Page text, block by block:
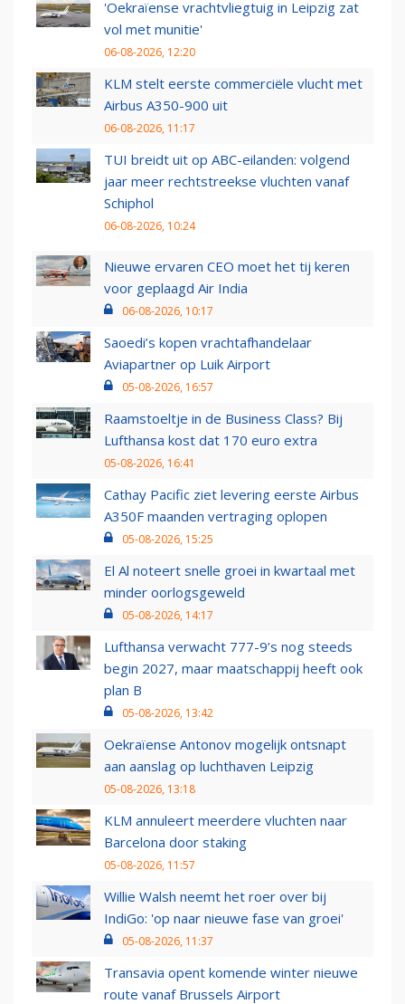
'Oekraïense vrachtvliegtuig in Leipzig zat
vol met munitie'
06-08-2026, 12:20
KLM stelt eerste commerciële vlucht met
Airbus A350-900 uit
06-08-2026, 11:17
TUI breidt uit op ABC-eilanden: volgend
jaar meer rechtstreekse vluchten vanaf
Schiphol
06-08-2026, 10:24
Nieuwe ervaren CEO moet het tij keren
voor geplaagd Air India
06-08-2026, 10:17
Saoedi’s kopen vrachtafhandelaar
Aviapartner op Luik Airport
05-08-2026, 16:57
Raamstoeltje in de Business Class? Bij
Lufthansa kost dat 170 euro extra
05-08-2026, 16:41
Cathay Pacific ziet levering eerste Airbus
A350F maanden vertraging oplopen
05-08-2026, 15:25
El Al noteert snelle groei in kwartaal met
minder oorlogsgeweld
05-08-2026, 14:17
Lufthansa verwacht 777-9’s nog steeds
begin 2027, maar maatschappij heeft ook
plan B
05-08-2026, 13:42
Oekraïense Antonov mogelijk ontsnapt
aan aanslag op luchthaven Leipzig
05-08-2026, 13:18
KLM annuleert meerdere vluchten naar
Barcelona door staking
05-08-2026, 11:57
Willie Walsh neemt het roer over bij
IndiGo: 'op naar nieuwe fase van groei'
05-08-2026, 11:37
Transavia opent komende winter nieuwe
route vanaf Brussels Airport